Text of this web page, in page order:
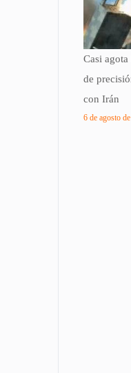
Casi
de
con Irán
6 de agosto